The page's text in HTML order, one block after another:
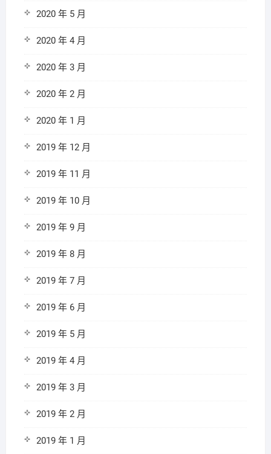
2020 年 5 月
2020 年 4 月
2020 年 3 月
2020 年 2 月
2020 年 1 月
2019 年 12 月
2019 年 11 月
2019 年 10 月
2019 年 9 月
2019 年 8 月
2019 年 7 月
2019 年 6 月
2019 年 5 月
2019 年 4 月
2019 年 3 月
2019 年 2 月
2019 年 1 月